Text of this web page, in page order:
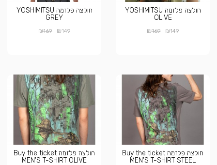
חולצה פלזמה YOSHIMITSU
OLIVE
₪149
₪169
חולצה פלזמה YOSHIMITSU
GREY
₪149
₪169
חולצה פלזמה Buy the ticket
MEN'S T-SHIRT STEEL
חולצה פלזמה Buy the ticket
MEN'S T-SHIRT OLIVE